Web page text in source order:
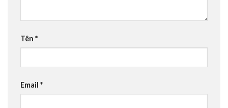
Tên *
Email *